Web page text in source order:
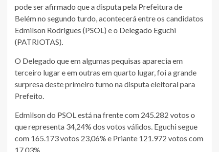
pode ser afirmado que a disputa pela Prefeitura de
Belém no segundo turdo, acontecerá entre os candidatos
Edmilson Rodrigues (PSOL) e o Delegado Eguchi
(PATRIOTAS).
O Delegado que em algumas pequisas aparecia em
terceiro lugar e em outras em quarto lugar, foi a grande
surpresa deste primeiro turno na disputa eleitoral para
Prefeito.
Edmilson do PSOL está na frente com 245.282 votos o
que representa 34,24% dos votos válidos. Eguchi segue
com 165.173 votos 23,06% e Priante 121.972 votos com
17,03%.